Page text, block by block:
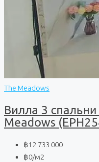
The Meadows
Вилла 3
Meadows
฿12 733 000
฿0/м2